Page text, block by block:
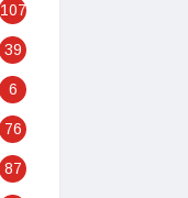
107
39
6
76
87